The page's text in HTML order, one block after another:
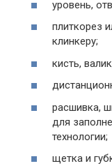
уровень,
плиткорез
клинкеру;
кисть,
расшивка,
для
технологии;
щетка и